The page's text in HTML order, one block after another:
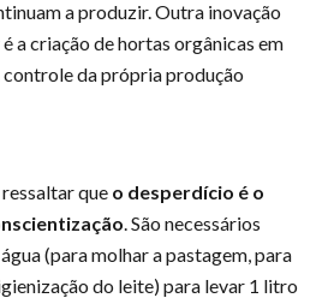
a produzir. Outra inovação
a criação de hortas orgânicas em
controle da própria produção
que o desperdício é o
. São necessários
(para molhar a pastagem, para
do leite) para levar 1 litro